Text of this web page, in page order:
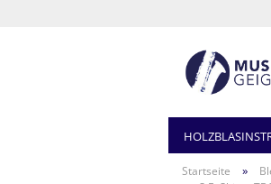
Startseite »